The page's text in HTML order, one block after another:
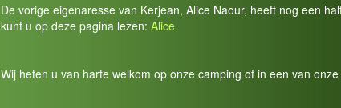
De vorige eigenaresse van Kerjean, Alice Naour, heeft nog een
kunt u op deze pagina lezen: Alice
Wij heten u van harte welkom op onze camping of in een van